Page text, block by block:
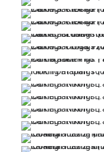
…
…
…
…
…
…
…
…
…
…
…
…